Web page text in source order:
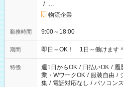
/ …
物流企業
勤務時間 9:00～18:00
期間 即日～OK！ 1日～働けます
特徴 週1日からOK / 日払いOK / 履
業・WワークOK / 服装自由 /
集 / 電話対応なし / パソコン